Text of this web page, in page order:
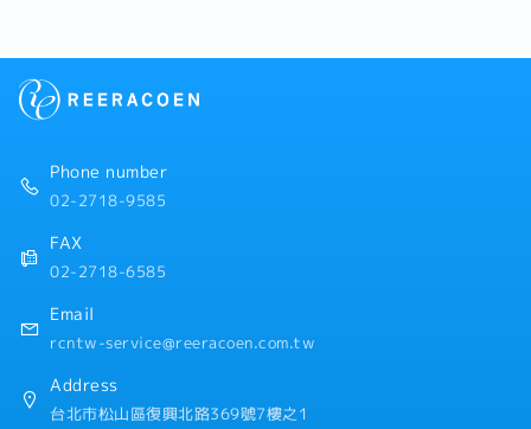
【企業福利】
・年收約14個月，依業績而定 ※正職員工限定
・交通費
・出差津貼
・伙食津貼
・員工旅行
Phone number
02-2718-9585
FAX
02-2718-6585
Email
rcntw-service@reeracoen.com.tw
Address
台北市松山區復興北路369號7樓之1